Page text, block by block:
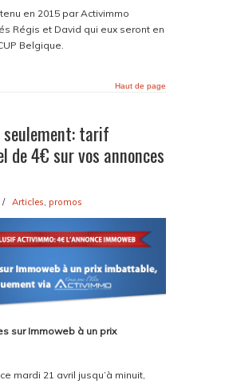
en 2015 par Activimmo
Régis et David qui eux seront en
Belgique.
Haut de page
seulement: tarif
de 4€ sur vos annonces
/ Articles promos
sur Immoweb à un prix
mardi 21 avril jusqu’à minuit,